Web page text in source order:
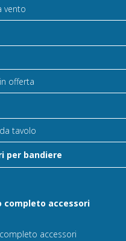
vento
offerta
tavolo
per bandiere
completo accessori
accessori